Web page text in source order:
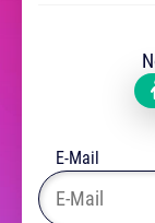
E-Mail